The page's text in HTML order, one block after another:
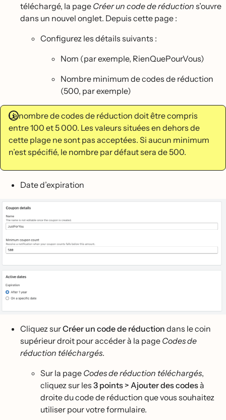
téléchargé, la page Créer un code de réduction s’ouvre
dans un nouvel onglet. Depuis cette page :
Configurez les détails suivants :
Nom (par exemple, RienQuePourVous)
Nombre minimum de codes de réduction
(500, par exemple)
Le nombre de codes de réduction doit être compris
entre 100 et 5 000. Les valeurs situées en dehors de
cette plage ne sont pas acceptées. Si aucun minimum
n’est spécifié, le nombre par défaut sera de 500.
Date d’expiration
Cliquez surCréer un code de réduction dans le coin
supérieur droit pour accéder à la page Codes de
réduction téléchargés.
Sur la page Codes de réduction téléchargés,
cliquez sur les 3 points > Ajouter des codesà
droite du code de réduction que ‌vous souhaitez
utiliser pour votre formulaire.